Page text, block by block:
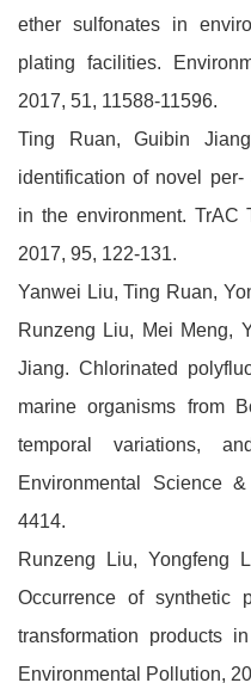
ether sulfonates in
plating facilities.
2017, 51, 11588-11596.
Ting Ruan, Guibin
identification of novel
in the environment. TrAC
2017, 95, 122-131.
Yanwei Liu, Ting Ruan,
Runzeng Liu, Mei Meng,
Jiang. Chlorinated
marine organisms from
temporal variations,
Environmental Science
4414.
Runzeng Liu, Yongfeng
Occurrence of synthetic
transformation products
Environmental Pollution,